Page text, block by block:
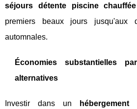
séjours détente piscine chauffée
premiers beaux jours jusqu'aux
automnales.
Économies substantielles
alternatives
Investir dans un